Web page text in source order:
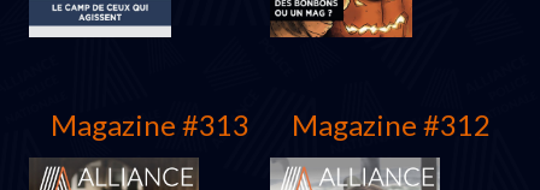
Magazine #313 Magazine #312